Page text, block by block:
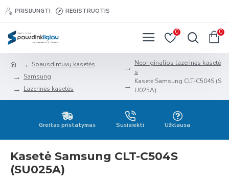
PRISIJUNGTI REGISTRUOTIS
0 0
Spausdintuvų kasetės
Samsung
Lazerinės kasetės
Neoriginalios lazerinės kasetė
s
Kasetė Samsung CLT-C504S (S
U025A)
Greitas pristatymas Susisiekti Užklausa
Kasetė Samsung CLT-C504S
(SU025A)